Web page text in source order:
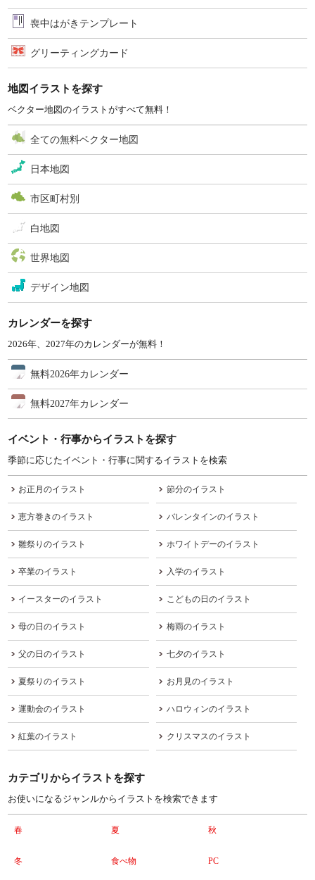
喪中はがきテンプレート
グリーティングカード
地図イラストを探す
ベクター地図のイラストがすべて無料！
全ての無料ベクター地図
日本地図
市区町村別
白地図
世界地図
デザイン地図
カレンダーを探す
2026年、2027年のカレンダーが無料！
無料2026年カレンダー
無料2027年カレンダー
イベント・行事からイラストを探す
季節に応じたイベント・行事に関するイラストを検索
お正月のイラスト 節分のイラスト
恵方巻きのイラスト バレンタインのイラスト
雛祭りのイラスト ホワイトデーのイラスト
卒業のイラスト 入学のイラスト
イースターのイラスト こどもの日のイラスト
母の日のイラスト 梅雨のイラスト
父の日のイラスト 七夕のイラスト
夏祭りのイラスト お月見のイラスト
運動会のイラスト ハロウィンのイラスト
紅葉のイラスト クリスマスのイラスト
カテゴリからイラストを探す
お使いになるジャンルからイラストを検索できます
春 夏 秋
冬 食べ物 PC